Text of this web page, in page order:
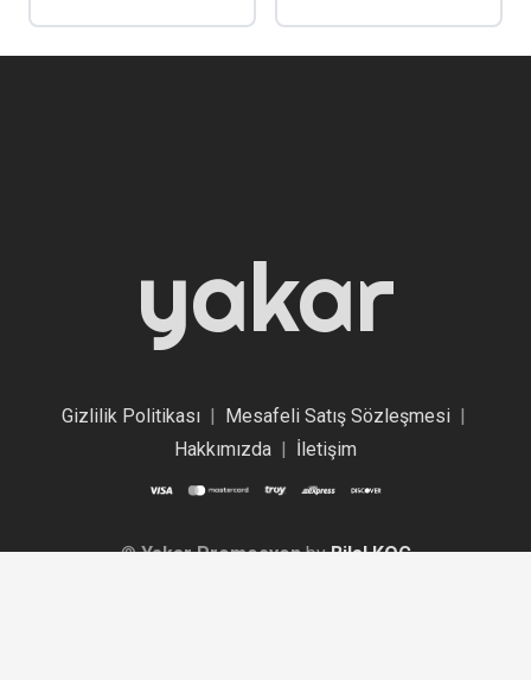
yakar
Gizlilik Politikası| Mesafeli Satış Sözleşmesi|
Hakkımızda | İletişim
©Yakar PromosyonbyBilal KOÇ